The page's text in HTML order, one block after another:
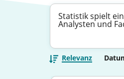
Statistik spielt
Analysten und
Relevanz